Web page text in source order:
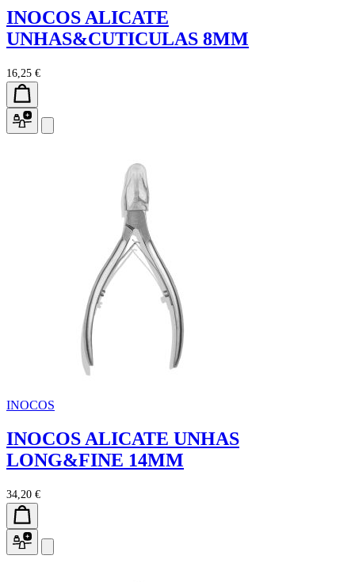
INOCOS ALICATE
UNHAS&CUTICULAS 8MM
16,25 €
INOCOS
INOCOS ALICATE UNHAS
LONG&FINE 14MM
34,20 €